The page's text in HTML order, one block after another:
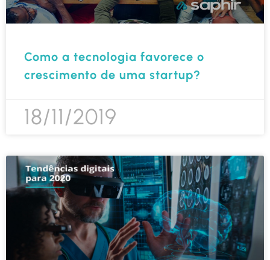
Como a tecnologia favorece o
crescimento de uma startup?
18/11/2019